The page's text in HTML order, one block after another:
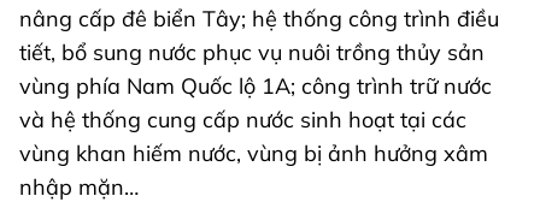
nâng cấp đê biển Tây; hệ thống công trình điều
tiết, bổ sung nước phục vụ nuôi trồng thủy sản
vùng phía Nam Quốc lộ 1A; công trình trữ nước
và hệ thống cung cấp nước sinh hoạt tại các
vùng khan hiếm nước, vùng bị ảnh hưởng xâm
nhập mặn…